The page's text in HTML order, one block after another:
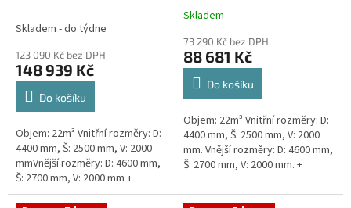
Skladem - do týdne
123 090 Kč bez DPH
148 939 Kč
Do košíku
Objem: 22m³ Vnitřní rozměry: D:
4400 mm, Š: 2500 mm, V: 2000
mmVnější rozměry: D: 4600 mm,
Š: 2700 mm, V: 2000 mm +
komínek Běžná doba dodání 2-3
obetonování
Průměrné
produktu
je
5,0
hvězdiček.
Skladem
73 290 Kč bez DPH
88 681 Kč
Do košíku
Objem: 22m³ Vnitřní rozměry: D:
4400 mm, Š: 2500 mm, V: 2000
mm. Vnější rozměry: D: 4600 mm,
Š: 2700 mm, V: 2000 mm. +
týdny od objednávky....